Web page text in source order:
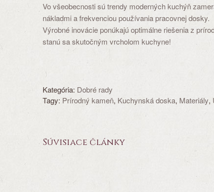
Vo všeobecnosti sú trendy moderných kuchýň
nákladmi a frekvenciou používania pracovnej dosky.
Výrobné inovácie ponúkajú optimálne riešenia z
stanú sa skutočným vrcholom kuchyne!
Kategória:
Dobré rady
Tagy:
Prírodný kameň, Kuchynská doska, Materiály,
Súvisiace články